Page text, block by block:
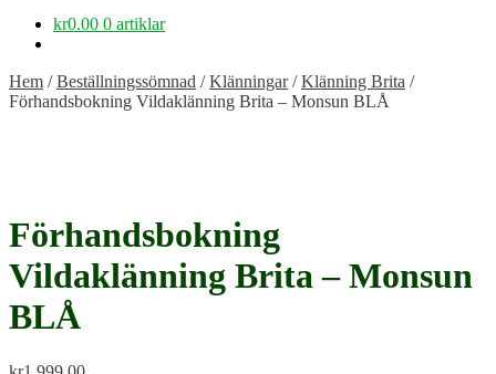
kr0.00 0 artiklar
Hem /Beställningssömnad /Klänningar/Klänning Brita /
Förhandsbokning Vildaklänning Brita – Monsun BLÅ
Förhandsbokning
Vildaklänning Brita – Monsun
BLÅ